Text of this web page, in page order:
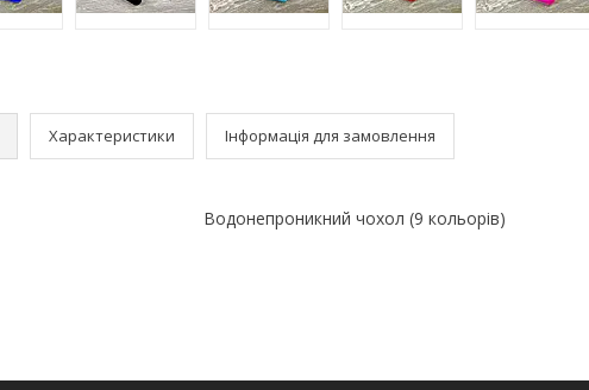
Характеристики Інформація для замовлення
Водонепроникний чохол (9 кольорів)